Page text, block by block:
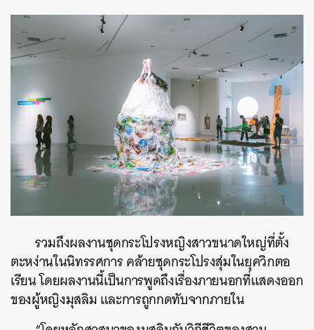
รวมถึงผลงานชุดกระโปรงหญิงสาวขนาดใหญ่ที่ตั้ง
ตะหง่านในนิทรรศการ คล้ายชุดกระโปรงสุ่มในยุควิกตอ
เรียน โดยผลงานนี้เป็นการพูดถึงเรื่องภายนอกที่แสดงออก
ของผู้หญิงมุสลิม และการถูกกดทับจากภายใน